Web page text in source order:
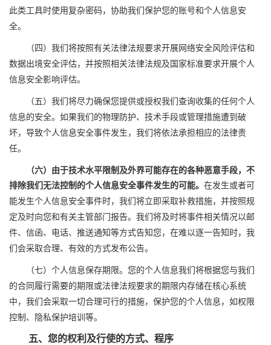
此类工具时使用复杂密码，协助我们保护您的账号和个人信息安
全。
（四）我们将按照有关法律法规要求开展网络安全风险评估和
数据出境安全评估，并按照相关法律法规及 国家标准要求开展个人
信息安全影响评估。
（五）我们将尽力确保您提供或授权我们查询收集的任何个人
信息的安全。如果我们的物理防护、技术手段或管理措施遭到破
坏，导致个人信息安全事件发生，我们将依法承担相应的法律责
任。
（六）由于技术水平限制及外界可能存在的各种恶意手段，不
排除我们无法控制的个人信息安全事件发生的可能。 在发生或者可
能发生个人信息安全事件时，我们将立即采取补救措施，并按照规
定及时向您和有关主管部门报告。我们将及时将事件相关情况以邮
件、信函、电话、推送通知等方式告知您，在难以逐一告知时，我
们会采取合理、有效的方式发布公告。
（七）个人信息保存期限。您的个人信息我们将根据您与我们
的合同履行需要的期限或法律法规要求的期限内存储在核心系统
中，我们会采取一切合理可行的措施，保护您的个人信息，如权限
控制、隐私保护培训等。
五、您的权利及行使的方式、程序